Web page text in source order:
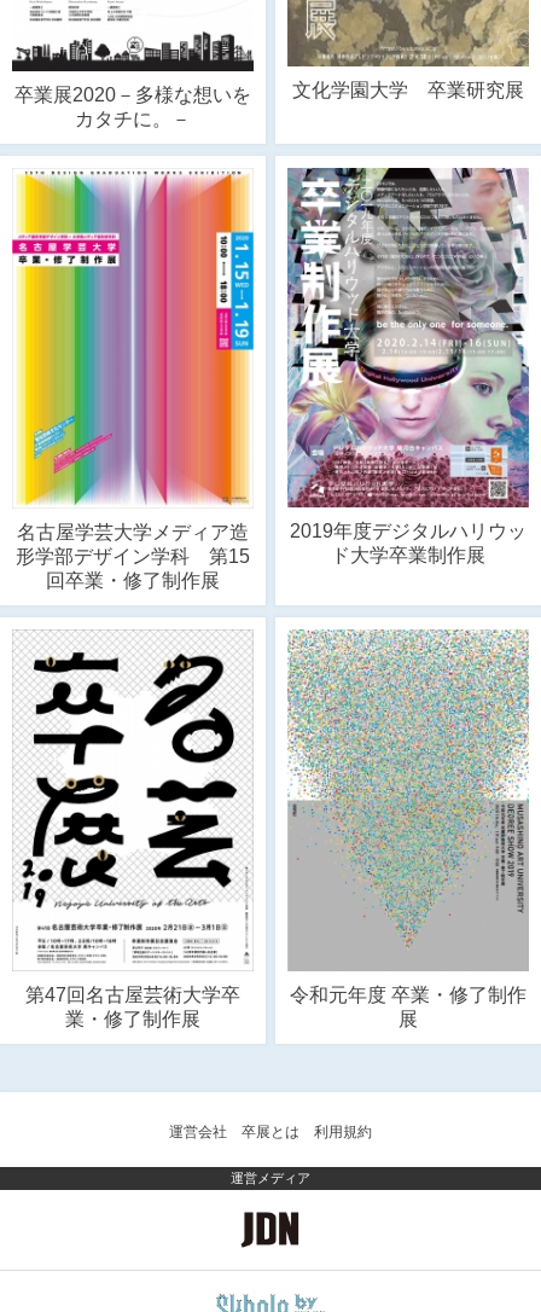
卒業展2020－多様な想いを
カタチに。－
文化学園大学 卒業研究展
名古屋学芸大学メディア造
形学部デザイン学科 第15
回卒業・修了制作展
2019年度デジタルハリウッ
ド大学卒業制作展
第47回名古屋芸術大学卒
業・修了制作展
令和元年度 卒業・修了制作
展
運営会社 卒展とは 利用規約
運営メディア